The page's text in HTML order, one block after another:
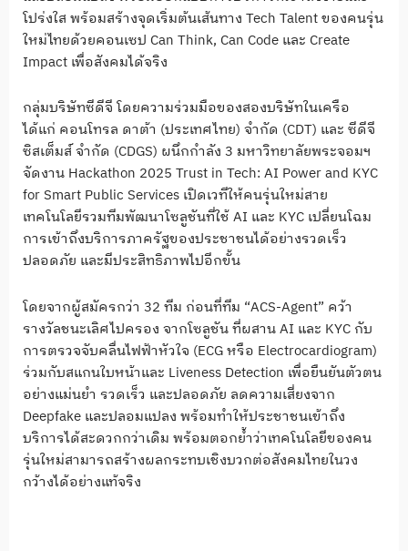
โปร่งใส พร้อมสร้างจุดเริ่มต้นเส้นทาง Tech Talent ของคนรุ่น
ใหม่ไทยด้วยคอนเซป Can Think, Can Code และ Create
Impact เพื่อสังคมได้จริง
กลุ่มบริษัทซีดีจี โดยความร่วมมือของสองบริษัทในเครือ
ได้แก่ คอนโทรล ดาต้า (ประเทศไทย) จำกัด (CDT) และ ซีดีจี
ซิสเต็มส์ จำกัด (CDGS) ผนึกกำลัง 3 มหาวิทยาลัยพระจอมฯ
จัดงาน Hackathon 2025 Trust in Tech: AI Power and KYC
for Smart Public Services เปิดเวทีให้คนรุ่นใหม่สาย
เทคโนโลยีรวมทีมพัฒนาโซลูชันที่ใช้ AI และ KYC เปลี่ยนโฉม
การเข้าถึงบริการภาครัฐของประชาชนได้อย่างรวดเร็ว
ปลอดภัย และมีประสิทธิภาพไปอีกขั้น
โดยจากผู้สมัครกว่า 32 ทีม ก่อนที่ทีม “ACS-Agent” คว้า
รางวัลชนะเลิศไปครอง จากโซลูชัน ที่ผสาน AI และ KYC กับ
การตรวจจับคลื่นไฟฟ้าหัวใจ (ECG หรือ Electrocardiogram)
ร่วมกับสแกนใบหน้าและ Liveness Detection เพื่อยืนยันตัวตน
อย่างแม่นยำ รวดเร็ว และปลอดภัย ลดความเสี่ยงจาก
Deepfake และปลอมแปลง พร้อมทำให้ประชาชนเข้าถึง
บริการได้สะดวกกว่าเดิม พร้อมตอกย้ำว่าเทคโนโลยีของคน
รุ่นใหม่สามารถสร้างผลกระทบเชิงบวกต่อสังคมไทยในวง
กว้างได้อย่างแท้จริง